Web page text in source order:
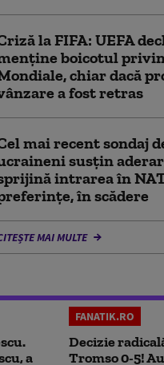
la FIFA: UEFA
boicotul
chiar dacă
a fost retras
mai recent sondaj
susțin
intrarea în
în scădere
MAI MULTE
a
FANATIK.RO
Decizie
Tromso 0-5!